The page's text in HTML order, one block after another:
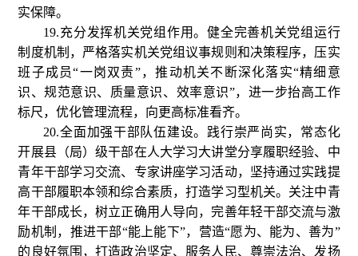
实保障。
19.充分发挥机关党组作用。健全完善机关党组运行
制度机制，严格落实机关党组议事规则和决策程序，压实
班子成员“一岗双责”，推动机关不断深化落实“精细意
识、规范意识、质量意识、效率意识”，进一步抬高工作
标尺，优化管理流程，向更高标准看齐。
20.全面加强干部队伍建设。践行崇严尚实，常态化
开展县（局）级干部在人大学习大讲堂分享履职经验、中
青年干部学习交流、专家讲座学习活动，坚持通过实践提
高干部履职本领和综合素质，打造学习型机关。关注中青
年干部成长，树立正确用人导向，完善年轻干部交流与激
励机制，推进干部“能上能下”，营造“愿为、能为、善为”
的良好氛围，打造政治坚定、服务人民、尊崇法治、发扬